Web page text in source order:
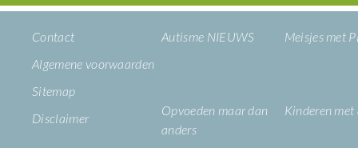
Contact
Algemene voorwaarden
Sitemap
Disclaimer
Autisme NIEUWS Meisjes met
Opvoeden maar dan
anders
Kinderen